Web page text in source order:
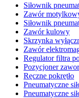
Siłownik
Zawór
Siłownik
Zawór kulowy
Skrzynka
Zawór
Regulator filtra
Pozycjoner
Ręczne pokrętło
Pneumatyczne
Pneumatyczne